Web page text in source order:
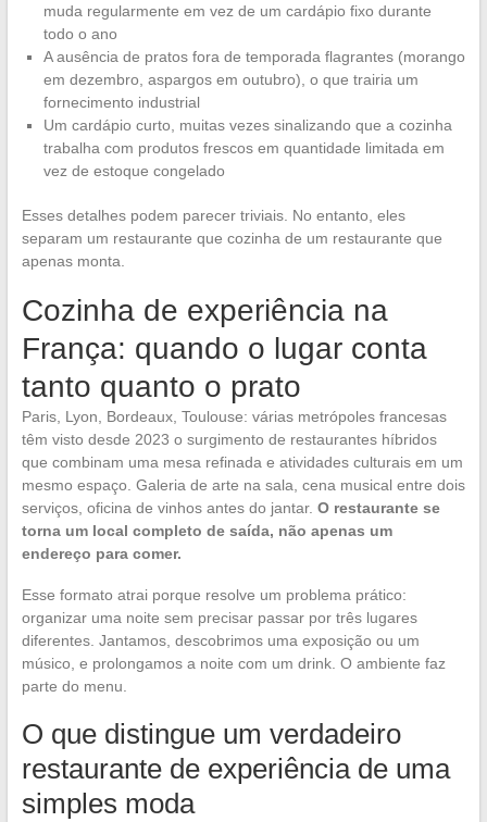
muda regularmente em vez de um cardápio fixo durante
todo o ano
A ausência de pratos fora de temporada flagrantes (morango
em dezembro, aspargos em outubro), o que trairia um
fornecimento industrial
Um cardápio curto, muitas vezes sinalizando que a cozinha
trabalha com produtos frescos em quantidade limitada em
vez de estoque congelado
Esses detalhes podem parecer triviais. No entanto, eles
separam um restaurante que cozinha de um restaurante que
apenas monta.
Cozinha de experiência na
França: quando o lugar conta
tanto quanto o prato
Paris, Lyon, Bordeaux, Toulouse: várias metrópoles francesas
têm visto desde 2023 o surgimento de restaurantes híbridos
que combinam uma mesa refinada e atividades culturais em um
mesmo espaço. Galeria de arte na sala, cena musical entre dois
serviços, oficina de vinhos antes do jantar. O restaurante se
torna um local completo de saída, não apenas um
endereço para comer.
Esse formato atrai porque resolve um problema prático:
organizar uma noite sem precisar passar por três lugares
diferentes. Jantamos, descobrimos uma exposição ou um
músico, e prolongamos a noite com um drink. O ambiente faz
parte do menu.
O que distingue um verdadeiro
restaurante de experiência de uma
simples moda